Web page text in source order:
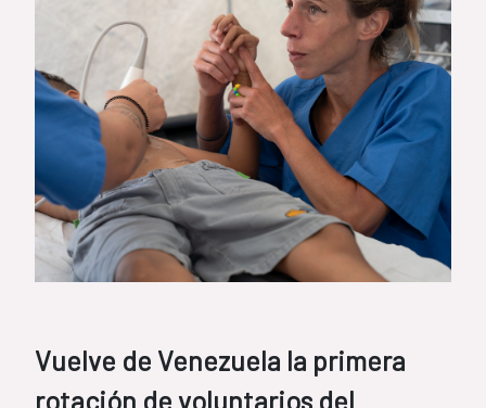
Vuelve de Venezuela la primera
rotación de voluntarios del